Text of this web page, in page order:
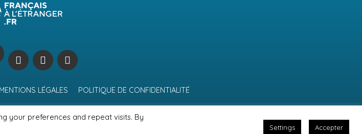
MENTIONS LÉGALES POLITIQUE DE CONFIDENTIALITÉ
your preferences and repeat visits. By
Settings Accepter